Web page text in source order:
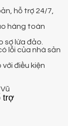
hỗ trợ 24/7,
hàng toàn
sợ lừa đảo.
lỗi của nhà sản
điều kiện
trợ